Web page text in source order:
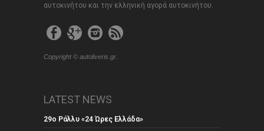
αυτοκινήτου και την ελληνική αγορά αυτοκινήτου.
Copyright © autoliveris.gr.
LATEST NEWS
29ο Ράλλυ «24 Ώρες Ελλάδα»